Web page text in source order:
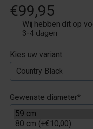
€99,95
Wij hebben dit op
3-4 dagen
Kies uw variant
Gewenste diameter*